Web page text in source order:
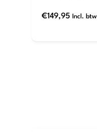
€149,95 Incl. btw